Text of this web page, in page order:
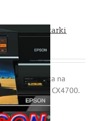
Drukarki
Katowice
pojemnika na
Epson CX4700.
z nami